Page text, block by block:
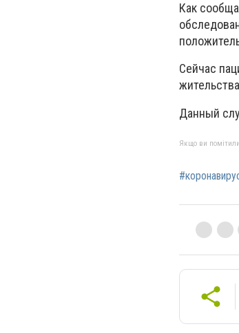
Как
Сейчас
Данный
Якщо ви помітили